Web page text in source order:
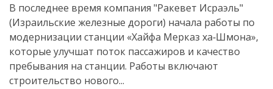
В последнее время компания "Ракевет Исраэль"
(Израильские железные дороги) начала работы по
модернизации станции «Хайфа Мерказ ха‑Шмона»,
которые улучшат поток пассажиров и качество
пребывания на станции. Работы включают
строительство нового...